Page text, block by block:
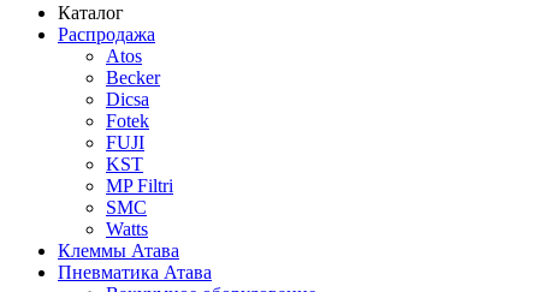
Каталог
Распродажа
Atos
Becker
Dicsa
Fotek
FUJI
KST
MP Filtri
SMC
Watts
Клеммы Атава
Пневматика Атава